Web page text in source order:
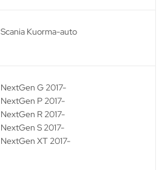
Scania Kuorma-auto
NextGen G 2017-
NextGen P 2017-
NextGen R 2017-
NextGen S 2017-
NextGen XT 2017-